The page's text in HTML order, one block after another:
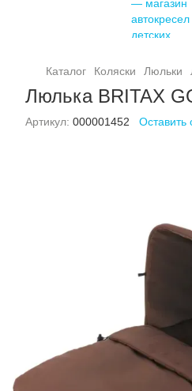
Каталог Коляски Люльки
Люлька BRITAX
Артикул: 000001452 Оставить